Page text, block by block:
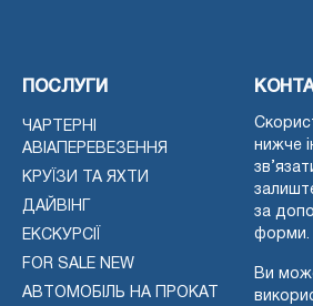
ПОСЛУГИ
ЧАРТЕРНІ
АВІАПЕРЕВЕЗЕННЯ
КРУЇЗИ ТА ЯХТИ
ДАЙВІНГ
ЕКСКУРСІЇ
FOR SALE NEW
АВТОМОБІЛЬ НА ПРОКАТ
нижче
за
форми.
Ви